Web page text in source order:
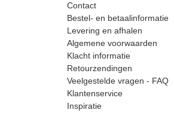
Contact
Bestel- en betaalinformatie
Levering en afhalen
Algemene voorwaarden
Klacht informatie
Retourzendingen
Veelgestelde vragen - FAQ
Klantenservice
Inspiratie